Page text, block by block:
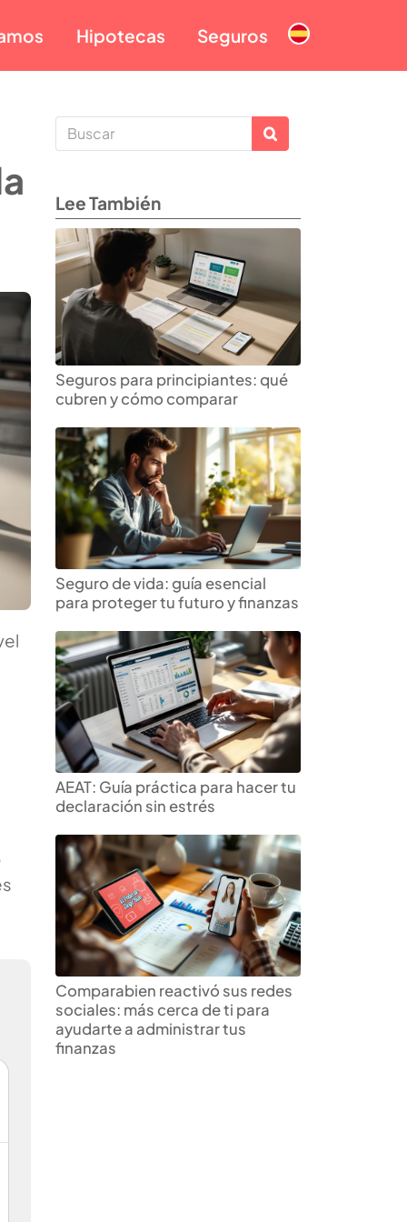
Hipotecas Seguros
Lee También
Seguros para principiantes: qué
cubren y cómo comparar
Seguro de vida: guía esencial
para proteger tu futuro y finanzas
AEAT: Guía práctica para hacer tu
declaración sin estrés
Comparabien reactivó sus redes
sociales: más cerca de ti para
ayudarte a administrar tus
finanzas